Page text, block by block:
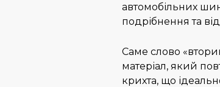
автомобільних
подрібнення та
Саме слово
матеріал, який
крихта, що